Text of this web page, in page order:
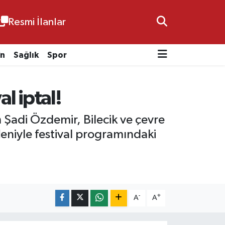
Resmi İlanlar
Sağlık Spor
iptal!
Özdemir, Bilecik ve çevre
festival programındaki
A- A+